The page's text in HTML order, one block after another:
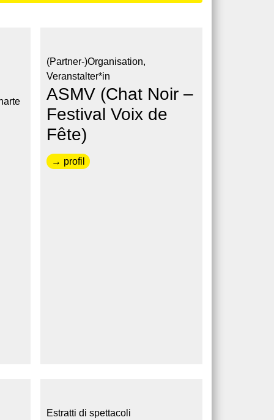
(Partner-)Organisation,
Veranstalter*in
ASMV (Chat Noir –
Festival Voix de
Fête)
→ profil
Estratti di spettacoli